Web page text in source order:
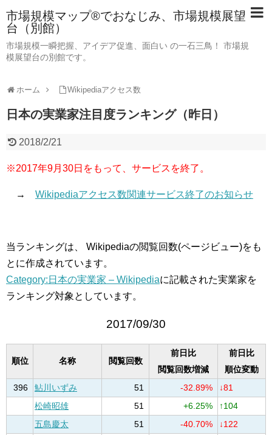
市場規模マップ®でおなじみ、市場規模展望
台（別館）
市場規模一瞬把握、アイデア促進、面白い の一石三鳥！ 市場規
模展望台の別館です。
ホーム Wikipediaアクセス数
日本の実業家注目度ランキング（昨日）
2018/2/21
※2017年9月30日をもって、サービスを終了。
→ Wikipediaアクセス数関連サービス終了のお知らせ
当ランキングは、 Wikipediaの閲覧回数(ページビュー)をも
とに作成されています。
Category:日本の実業家 – Wikipediaに記載された実業家を
ランキング対象としています。
2017/09/30
順位 名称 閲覧回数
前日比
閲覧回数増減
前日比
順位変動
396
鮎川いずみ 51 -32.89%
↓81
松崎昭雄
51 +6.25%
↑104
五島慶太
51 -40.70%
↓122